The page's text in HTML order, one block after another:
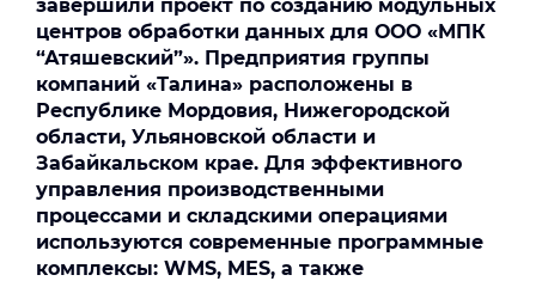
завершили проект по созданию модульных
центров обработки данных для ООО «МПК
“Атяшевский”». Предприятия группы
компаний «Талина» расположены в
Республике Мордовия, Нижегородской
области, Ульяновской области и
Забайкальском крае. Для эффективного
управления производственными
процессами и складскими операциями
используются современные программные
комплексы: WMS, MES, а также